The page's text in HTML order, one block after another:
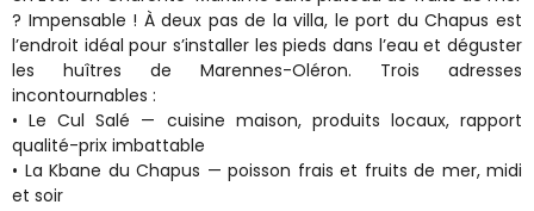
? Impensable ! À deux pas de la villa, le port du Chapus est
l’endroit idéal pour s’installer les pieds dans l’eau et déguster
les huîtres de Marennes-Oléron. Trois adresses
incontournables :
• Le Cul Salé — cuisine maison, produits locaux, rapport
qualité-prix imbattable
• La Kbane du Chapus — poisson frais et fruits de mer, midi
et soir